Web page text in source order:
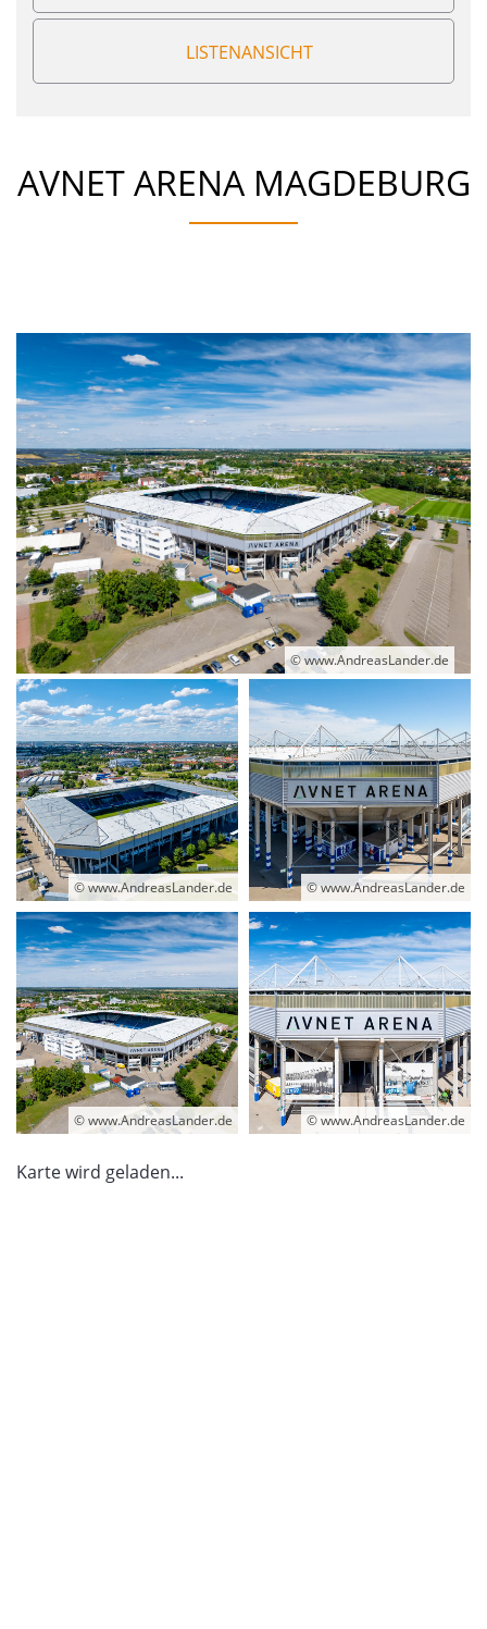
LISTENANSICHT
AVNET ARENA MAGDEBURG
© www.AndreasLander.de
© www.AndreasLander.de © www.AndreasLander.de
© www.AndreasLander.de © www.AndreasLander.de
Karte wird geladen...